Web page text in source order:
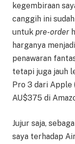
kegembiraan
canggih ini
untuk pre-order
harganya
penawaran
tetapi juga jauh
Pro 3 dari Apple
AU$375 di
Jujur saja,
saya terhadap